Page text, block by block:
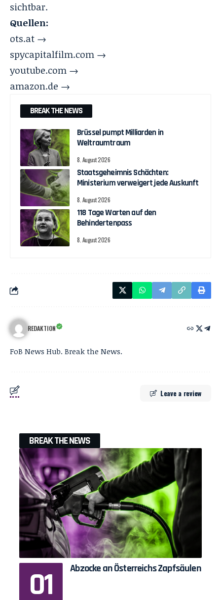
sichtbar.
Quellen:
ots.at →
spycapitalfilm.com →
youtube.com →
amazon.de →
BREAK THE NEWS
Brüssel pumpt Milliarden in
Weltraumtraum
8. August 2026
Staatsgeheimnis Schächten:
Ministerium verweigert jede Auskunft
8. August 2026
118 Tage Warten auf den
Behindertenpass
8. August 2026
REDAKTION
FoB News Hub. Break the News.
Leave a review
BREAK THE NEWS
Abzocke an Österreichs Zapfsäulen